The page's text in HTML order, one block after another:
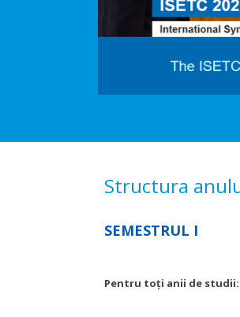
Structura
SEMESTRUL I
Pentru toți anii de studii: